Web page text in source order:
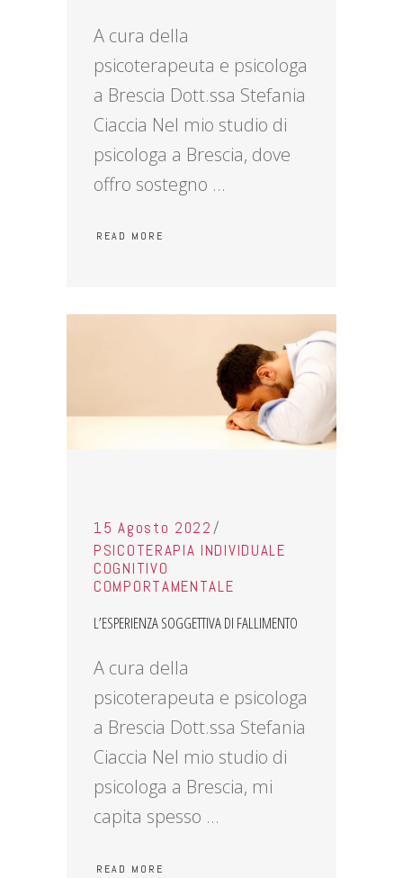
A cura della
psicoterapeuta e psicologa
a Brescia Dott.ssa Stefania
Ciaccia Nel mio studio di
psicologa a Brescia, dove
offro sostegno
READ MORE
15 Agosto 2022
PSICOTERAPIA INDIVIDUALE
COGNITIVO
COMPORTAMENTALE
L’ESPERIENZA SOGGETTIVA DI FALLIMENTO
A cura della
psicoterapeuta e psicologa
a Brescia Dott.ssa Stefania
Ciaccia Nel mio studio di
psicologa a Brescia, mi
capita spesso
READ MORE